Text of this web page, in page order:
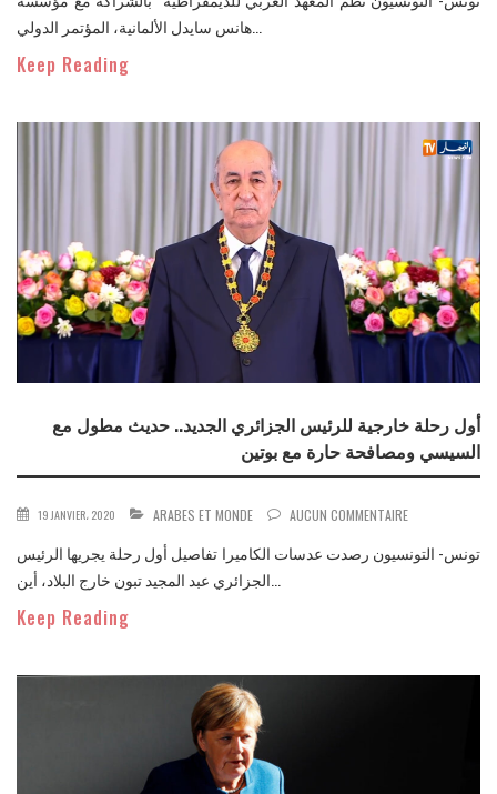
Keep Reading
أول رحلة خارجية للرئيس الجزائري الجديد.. حديث مطول مع
السيسي ومصافحة حارة مع بوتين
19 JANVIER، 2020 ARABES ET MONDE AUCUN COMMENTAIRE
تونس- التونسيون رصدت عدسات الكاميرا تفاصيل أول رحلة يجريها الرئيس
Keep Reading